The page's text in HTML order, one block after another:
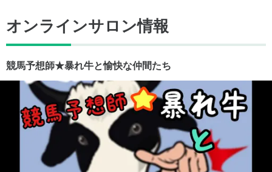
オンラインサロン情報
競馬予想師★暴れ牛と愉快な仲間たち